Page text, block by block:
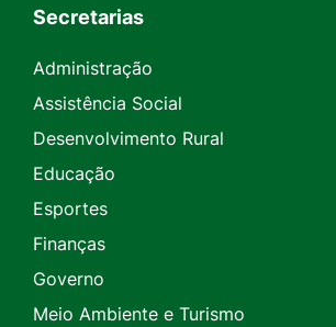
Secretarias
Administração
Assistência Social
Desenvolvimento Rural
Educação
Esportes
Finanças
Governo
Meio Ambiente e Turismo